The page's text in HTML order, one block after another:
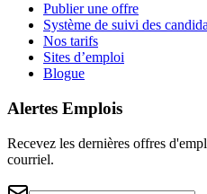
Publier une offre
Système de suivi des
Nos tarifs
Sites d’emploi
Blogue
Alertes Emplois
Recevez les dernières offres
courriel.